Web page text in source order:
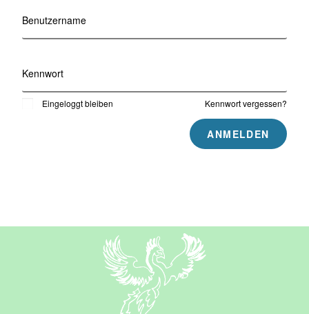
Benutzername
Kennwort
Eingeloggt bleiben Kennwort vergessen?